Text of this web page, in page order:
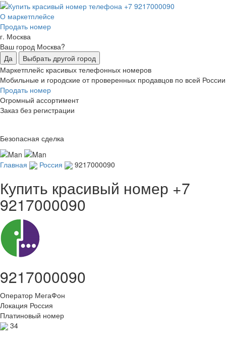
О маркетплейсе
Продать номер
г. Москва
Ваш город Москва?
Да
Выбрать другой город
Маркетплейс красивых телефонных номеров
Мобильные и городские от проверенных продавцов по всей России
Продать номер
Огромный ассортимент
Заказ без регистрации
Безопасная сделка
Главная Россия 9217000090
Купить красивый номер +7
9217000090
9217000090
Оператор МегаФон
Локация Россия
Платиновый номер
34